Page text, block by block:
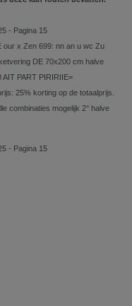
- Pagina 15
our x Zen 699: nn an u wc Zu
DE 70x200 cm halve
PART PIRIRIIE=
25% korting op de totaalprijs.
combinaties mogelijk 2° halve
- Pagina 15